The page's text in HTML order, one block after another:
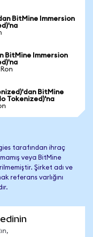
BitMine Immersion
BitMine Immersion
BitMine
Tokenized)'na
tarafından ihraç
veya BitMine
Şirket adı ve
referans varlığını